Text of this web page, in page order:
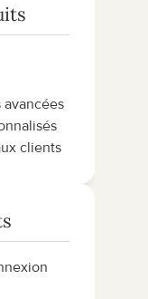
clients